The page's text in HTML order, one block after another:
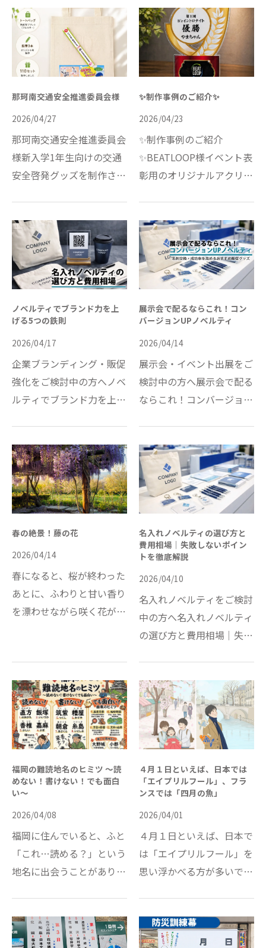
んにちは。今日はちょっと
気になるテーマ、「父の
日」についてゆるく深掘り
してい…
る、実用性とオリジナル性
を兼ねた人気アイテムで
す。【仕…
那珂南交通安全推進委員会様
2026/04/27
那珂南交通安全推進委員会
様新入学1年生向けの交通
安全啓発グッズを制作させ
（110セット）毎日使える
アイテムを通して、子ども
たちの交通安全意識を高め
る目…
✨制作事例のご紹介✨
2026/04/23
✨制作事例のご紹介
✨BEATLOOP様イベント表
彰用のオリジナルアクリル
の中に、ゴールドの装飾と
カラー印刷を組み合わせた
高級感のある仕上がりにな
ってい…
ノベルティでブランド力を上
げる5つの鉄則
2026/04/17
企業ブランディング・販促
強化をご検討中の方へノベ
ルティでブランド力を上げ
ありません。選び方や見せ
方しだいで、企業や店舗の
印象を高め、ブランドの
世…
展示会で配るならこれ！コン
バージョンUPノベルティ
2026/04/14
展示会・イベント出展をご
検討中の方へ展示会で配る
ならこれ！コンバージョン
目立つだけではなく「その
後の問い合わせや商談につ
ながること」が大切です…
春の絶景！藤の花
2026/04/14
春になると、桜が終わった
あとに、ふわりと甘い香り
を漂わせながら咲く花があ
ように垂れ下がる姿はとて
も優雅で、日本らしい美し
さの象徴ともいえる花…
名入れノベルティの選び方と
費用相場｜失敗しないポイン
トを徹底解説
2026/04/10
名入れノベルティをご検討
中の方へ名入れノベルティ
の選び方と費用相場｜失敗
示会などで活用される「名
入れノベルティ」。しか
し、「どんな商品を選べ…
福岡の難読地名のヒミツ ～読
めない！書けない！でも面白
い～
2026/04/08
福岡に住んでいると、ふと
「これ…読める？」という
地名に出会うことがありま
書けないこともあります。
カーナビに表示された地名
４月１日といえば、日本では
「エイプリルフール」、フラ
ンスでは「四月の魚」
2026/04/01
４月１日といえば、日本で
は「エイプリルフール」を
思い浮かべる方が多いです
ぶことをご存じでしょう
か。 なんだか可愛らしい